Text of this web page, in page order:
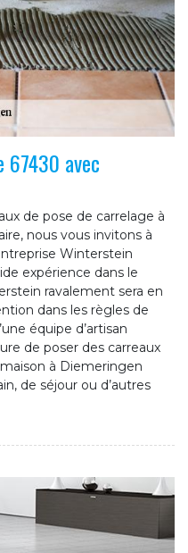
67430 avec
de pose de carrelage à
nous vous invitons à
Winterstein
expérience dans le
ravalement sera en
dans les règles de
équipe d’artisan
de poser des carreaux
à Diemeringen
de séjour ou d’autres